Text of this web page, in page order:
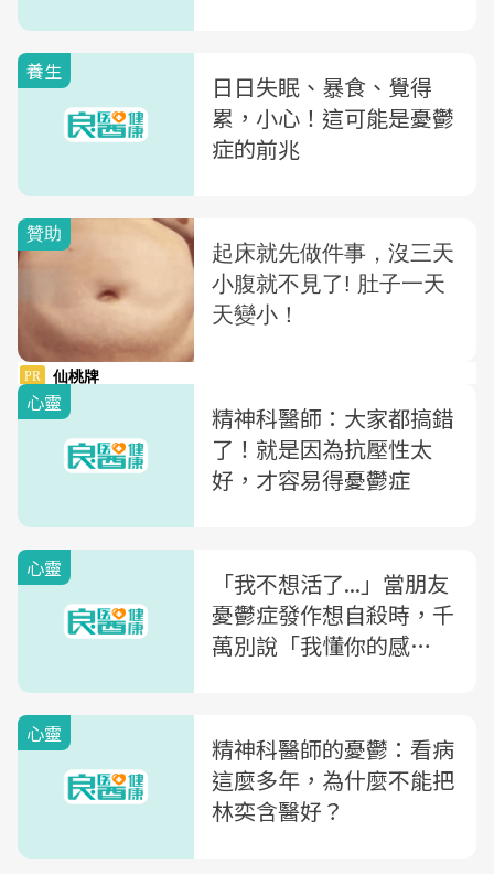
養生
日日失眠、暴食、覺得
累，小心！這可能是憂鬱
症的前兆
心靈
精神科醫師：大家都搞錯
了！就是因為抗壓性太
好，才容易得憂鬱症
心靈
「我不想活了...」當朋友
憂鬱症發作想自殺時，千
萬別說「我懂你的感
心靈
精神科醫師的憂鬱：看病
這麼多年，為什麼不能把
林奕含醫好？